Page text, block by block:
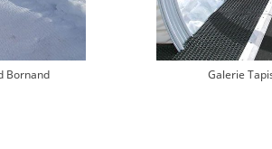
Bornand Galerie